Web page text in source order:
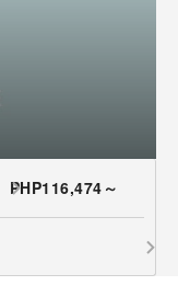
PHP116,474～